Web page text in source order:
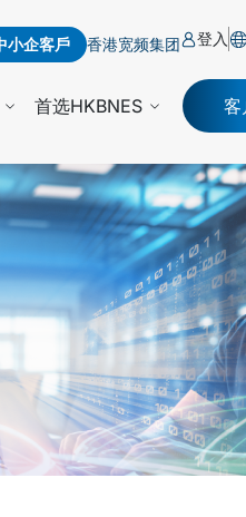
小企客戶 香港宽频集团 登入
首选HKBNES 客